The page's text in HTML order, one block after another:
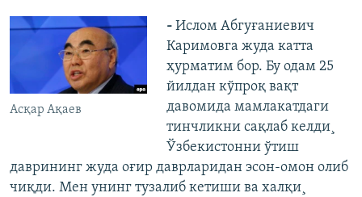
Асқар Ақаев
-Ислом Абгуғаниевич
Каримовга жуда катта
ҳурматим бор. Бу одам 25
йилдан кўпроқ вақт
давомида мамлакатдаги
тинчликни сақлаб келди¸
Ўзбекистонни ўтиш
даврининг жуда оғир даврларидан эсон-омон олиб
чиқди. Мен унинг тузалиб кетиши ва халқи¸